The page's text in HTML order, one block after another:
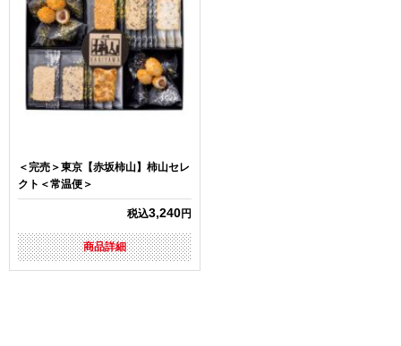
＜完売＞東京【赤坂柿山】柿山セレ
クト＜常温便＞
税込3,240円
商品詳細